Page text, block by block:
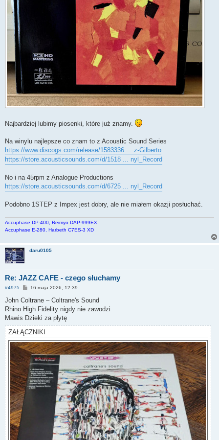
Najbardziej lubimy piosenki, które już znamy.
Na winylu najlepsze co znam to z Acoustic Sound Series
https://www.discogs.com/release/1583336 ... z-Gilberto
https://store.acousticsounds.com/d/1518 ... nyl_Record
No i na 45rpm z Analogue Productions
https://store.acousticsounds.com/d/6725 ... nyl_Record
Podobno 1STEP z Impex jest dobry, ale nie miałem okazji posłuchać.
Accuphase DP-400, Reimyo DAP-999EX
Accuphase E-280, Harbeth C7ES-3 XD
daru0105
Re: JAZZ CAFE - czego słuchamy
#4975
P
s
16 maja 2026, 12:39
John Coltrane – Coltrane's Sound
Rhino High Fidelity nigdy nie zawodzi
Mawis Dzieki za płytę
ZAŁĄCZNIKI